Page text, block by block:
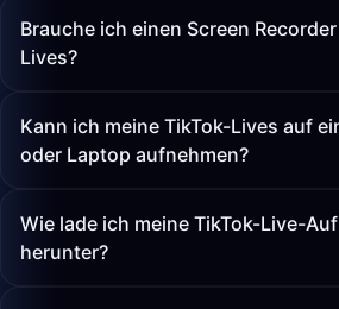
Brauche ich einen Screen
Lives?
Kann ich meine TikTok-Lives auf
oder Laptop aufnehmen?
Wie lade ich meine TikTok-Live-
herunter?